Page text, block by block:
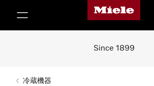
Mieleのホームページ
Since 1899
冷蔵機器